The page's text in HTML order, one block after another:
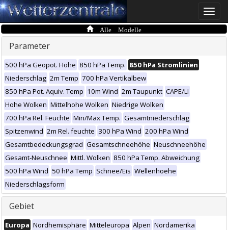
Toggle
Alle Modelle
Parameter
500 hPa Geopot. Höhe 850 hPa Temp. 850 hPa Stromlinien
Niederschlag 2m Temp 700 hPa Vertikalbew
850 hPa Pot. Äquiv. Temp 10m Wind 2m Taupunkt CAPE/LI
Hohe Wolken Mittelhohe Wolken Niedrige Wolken
700 hPa Rel. Feuchte Min/Max Temp. Gesamtniederschlag
Spitzenwind 2m Rel. feuchte 300 hPa Wind 200 hPa Wind
Gesamtbedeckungsgrad Gesamtschneehöhe Neuschneehöhe
Gesamt-Neuschnee Mittl. Wolken 850 hPa Temp. Abweichung
500 hPa Wind 50 hPa Temp Schnee/Eis Wellenhoehe
Niederschlagsform
Gebiet
Europa Nordhemisphäre Mitteleuropa Alpen Nordamerika